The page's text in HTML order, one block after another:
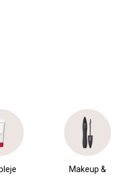
Makeup &